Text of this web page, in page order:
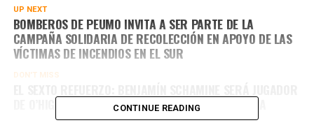
UP NEXT
BOMBEROS DE PEUMO INVITA A SER PARTE DE LA
CAMPAÑA SOLIDARIA DE RECOLECCIÓN EN APOYO DE LAS
VÍCTIMAS DE INCENDIOS EN EL SUR
DON'T MISS
DE O’HIGGINS, PROVENIENTE DE DEFENSA Y JUSTICIA
CONTINUE READING